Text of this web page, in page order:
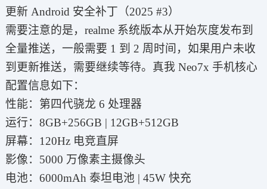
更新 Android 安全补丁（2025 #3）
需要注意的是，realme 系统版本从开始灰度发布到
全量推送，一般需要 1 到 2 周时间，如果用户未收
到更新推送，需要继续等待。真我 Neo7x 手机核心
配置信息如下：
性能：第四代骁龙 6 处理器
运行：8GB+256GB | 12GB+512GB
屏幕：120Hz 电竞直屏
影像：5000 万像素主摄像头
电池：6000mAh 泰坦电池 | 45W 快充